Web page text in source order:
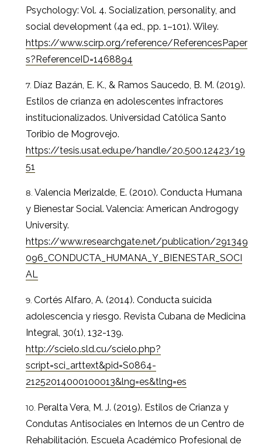
Psychology: Vol. 4. Socialization, personality, and
social development (4a ed., pp. 1–101). Wiley.
https://www.scirp.org/reference/ReferencesPaper
s?ReferenceID=1468894
Díaz Bazán, E. K., & Ramos Saucedo, B. M. (2019).
Estilos de crianza en adolescentes infractores
institucionalizados. Universidad Católica Santo
Toribio de Mogrovejo.
https://tesis.usat.edu.pe/handle/20.500.12423/19
51
Valencia Merizalde, E. (2010). Conducta Humana
y Bienestar Social. Valencia: American Androgogy
University.
https://www.researchgate.net/publication/291349
096_CONDUCTA_HUMANA_Y_BIENESTAR_SOCI
AL
Cortés Alfaro, A. (2014). Conducta suicida
adolescencia y riesgo. Revista Cubana de Medicina
Integral, 30(1), 132-139.
http://scielo.sld.cu/scielo.php?
script=sci_arttext&pid=S0864-
21252014000100013&lng=es&tlng=es
Peralta Vera, M. J. (2019). Estilos de Crianza y
Condutas Antisociales en Internos de un Centro de
Rehabilitación. Escuela Académico Profesional de